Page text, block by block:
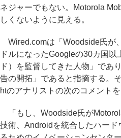
ネジャーでもない。Motorola
しくないように見える。
Wired.comは「Woodside氏が
ドルになったGoogleの30カ国
ド）を監督してきた人物」であ
告の開拓」であると指摘する。
htのアナリストの次のコメントを
「もし、Woodside氏が
技術、Androidを統合したハー